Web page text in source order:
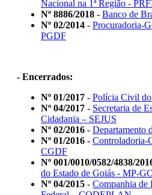
Nacional na 1ª Região -
Nº 8886/2018 - Banco de
Nº 02/2014 - Procuradoria-
PGDF
- Encerrados:
Nº 01/2017 - Polícia Civil
Nº 04/2017 - Secretaria de
Cidadania – SEJUS
Nº 02/2016 - Departamento
Nº 01/2016 - Controladoria-
CGDF
Nº 001/0010/0582/4838/
do Estado de Goiás - MP-
Nº 04/2015 - Companhia de